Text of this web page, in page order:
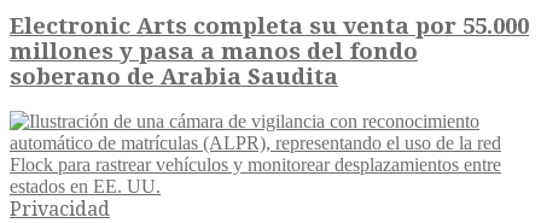
Electronic Arts completa su venta por 55.000
millones y pasa a manos del fondo
soberano de Arabia Saudita
Privacidad